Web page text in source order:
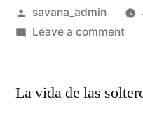
savana_admin
Leave a comment
La vida de las